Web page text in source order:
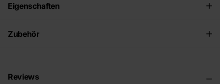
Eigenschaften
Zubehör
Reviews